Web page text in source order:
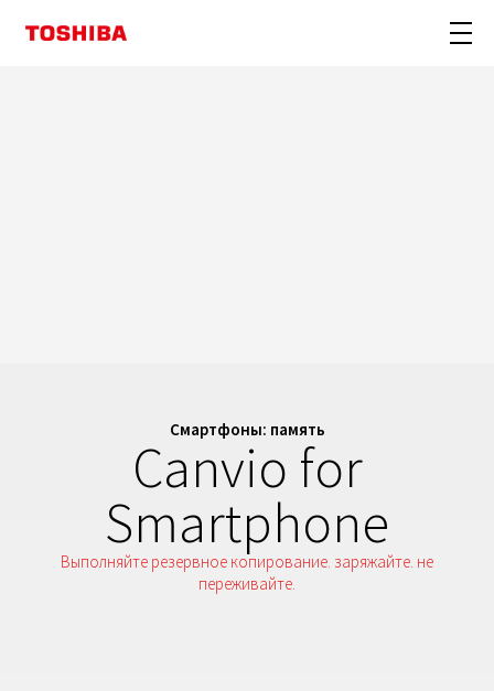
Смартфоны: память
Canvio for
Smartphone
Bыполняйте резервное копирование. заряжайте. не
переживайте.